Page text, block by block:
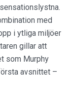
med
i ytliga miljöer
gillar att
som Murphy
avsnittet –